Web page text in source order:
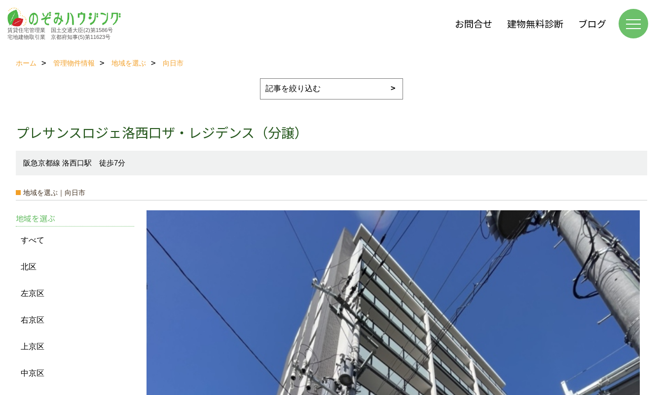
賃貸住宅管理業 国土交通大臣(2)第1586号
宅地建物取引業 京都府知事(5)第11623号
お問合せ 建物無料診断 ブログ
ホーム 管理物件情報 地域を選ぶ 向日市
プレサンスロジェ洛西口ザ・レジデンス（分譲）
阪急京都線 洛西口駅 徒歩7分
地域を選ぶ｜向日市
地域を選ぶ
すべて
北区
左京区
右京区
上京区
中京区